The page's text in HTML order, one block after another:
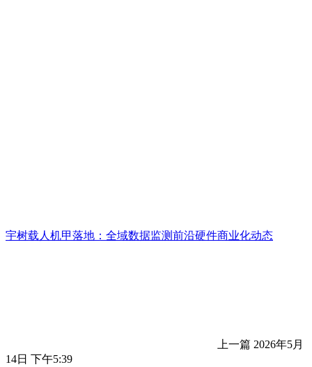
宇树载人机甲落地：全域数据监测前沿硬件商业化动态
上一篇 2026年5月
14日 下午5:39